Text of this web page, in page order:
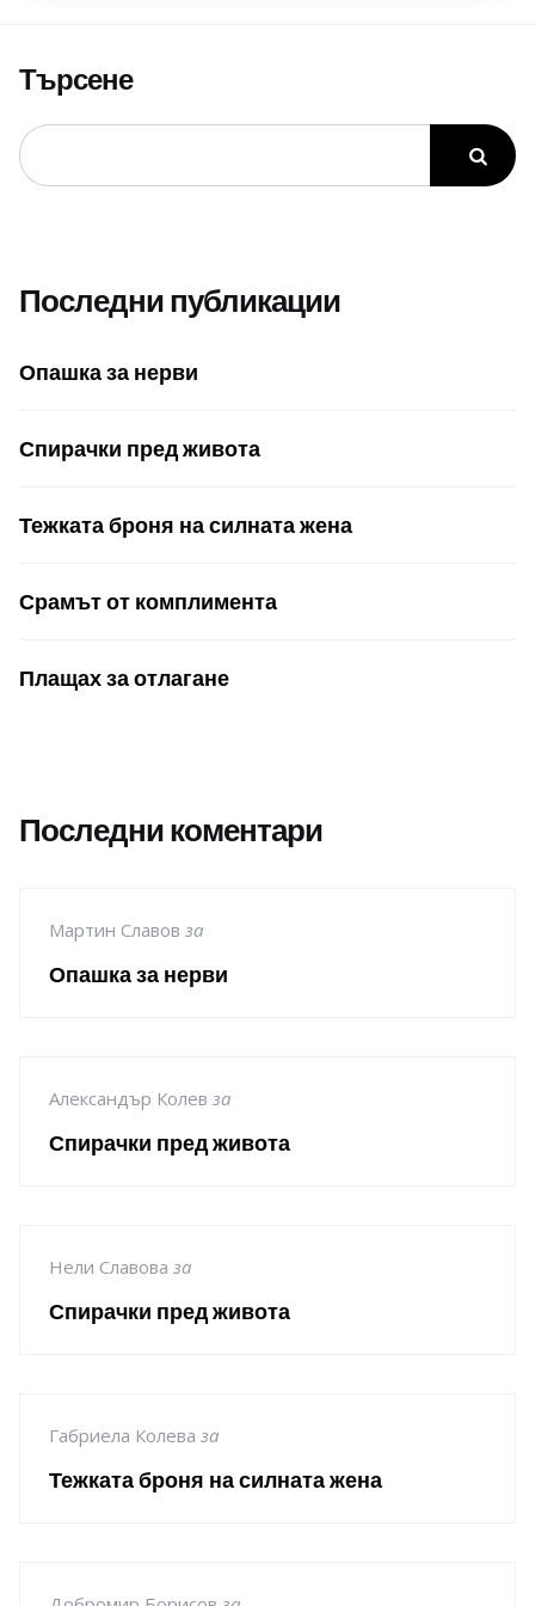
Търсене
Последни публикации
Опашка за нерви
Спирачки пред живота
Тежката броня на силната жена
Срамът от комплимента
Плащах за отлагане
Последни коментари
Мартин Славов за
Опашка за нерви
Александър Колев за
Спирачки пред живота
Нели Славова за
Спирачки пред живота
Габриела Колева за
Тежката броня на силната жена